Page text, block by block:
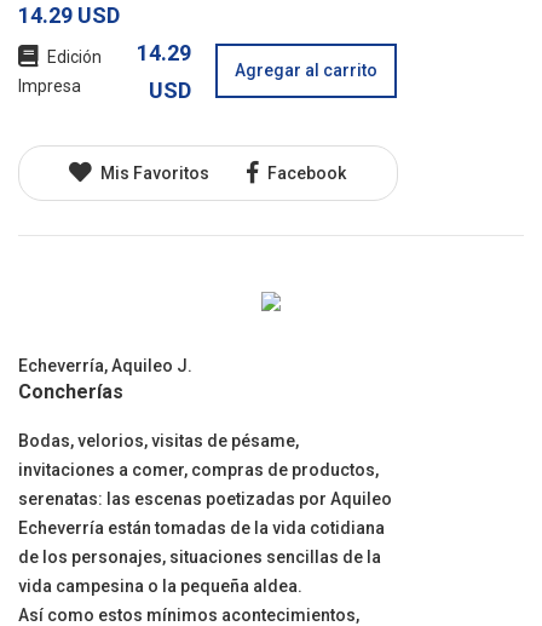
14.29 USD
Edición
Impresa
14.29
USD
Agregar al carrito
Mis Favoritos Facebook
Echeverría, Aquileo J.
Concherías
Bodas, velorios, visitas de pésame,
invitaciones a comer, compras de productos,
serenatas: las escenas poetizadas por Aquileo
Echeverría están tomadas de la vida cotidiana
de los personajes, situaciones sencillas de la
vida campesina o la pequeña aldea.
Así como estos mínimos acontecimientos,